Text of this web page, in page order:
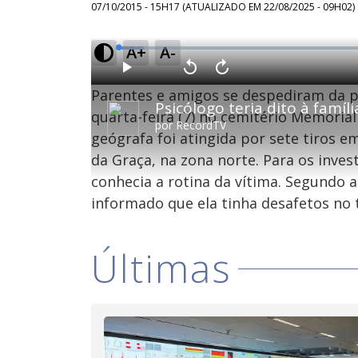
07/10/2015 - 15H17 (ATUALIZADO EM 22/08/2025 - 09H02)
A+ A-
por RecordTV
P
l
a
y
V
o
l
t
a
r
1
0
s
g
u
n
s
A
v
n
ç
a
r
1
0
e
g
u
n
M
u
L
o
a
d
e
d
:
.
8
%
Parentes e amigos se despediram da
quarta-feira (7) no cemitério
geógrafa foi atingida por sete tiros
da Graça, na zona norte. Para os
conhecia a rotina da vítima. Segundo
informado que ela tinha desafetos no
Últimas